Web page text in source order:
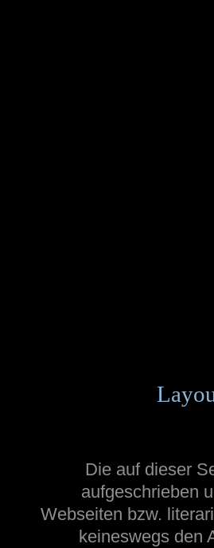
Die auf dieser
aufgeschrieben
Webseiten bzw.
keineswegs den